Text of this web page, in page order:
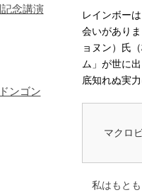
レインボー
会いがあり
ョヌン）氏
ム」が世に
底知れぬ実
マクロ
私はもとも
念講演
ンゴン